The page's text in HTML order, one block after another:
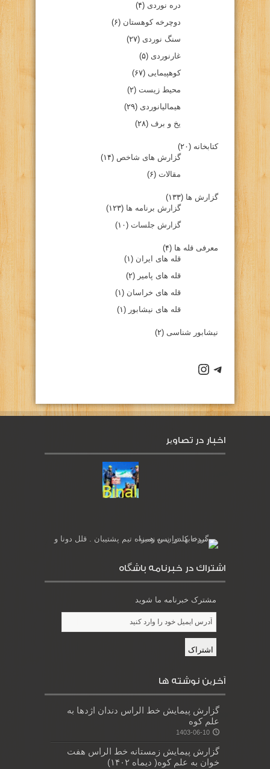
دره نوردی (۴)
دوچرخه کوهستان (۶)
سنگ نوردی (۲۷)
غارنوردی (۵)
کوهپیمایی (۶۷)
محیط زیست (۲)
هیمالیانوردی (۲۹)
یخ و برف (۲۸)
کتابخانه (۲۰)
گزارش های شاخص (۱۴)
مقالات (۶)
گزارش ها (۱۳۳)
گزارش برنامه ها (۱۲۳)
گزارش جلسات (۱۰)
معرفی قله ها (۴)
قله های ایران (۱)
قله های پامیر (۲)
قله های خراسان (۱)
قله های نیشابور (۱)
نیشابور شناسی (۲)
كانال تلگرام باشگاه
صفحه اينستاگرام باشگاه
اخبار در تصاویر
اشتراك در خبرنامه باشگاه
مشترک خبرنامه ما شوید
آخرین نوشته ها
گزارش پیمایش خط الراس دندان اژدها به
علم کوه
1403-06-10
گزارش پیمایش زمستانه خط الراس هفت
خوان به علم کوه( دیماه ۱۴۰۲)